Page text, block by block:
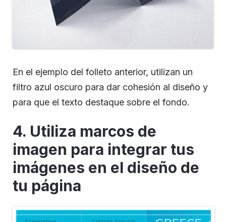
En el ejemplo del folleto anterior, utilizan un
filtro azul oscuro para dar cohesión al diseño y
para que el texto destaque sobre el fondo.
4. Utiliza marcos de
imagen para integrar tus
imágenes en el diseño de
tu página